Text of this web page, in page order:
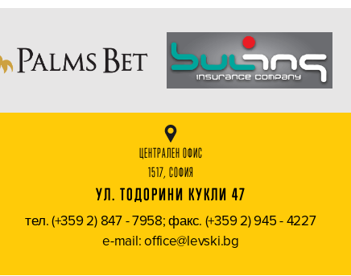
ЦЕНТРАЛЕН ОФИС
1517, СОФИЯ
УЛ. ТОДОРИНИ КУКЛИ 47
тел. (+359 2) 847 - 7958; факс. (+359 2) 945 - 4227
e-mail: office@levski.bg